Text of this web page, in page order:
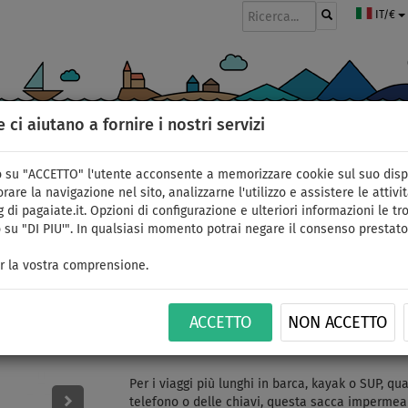
ci aiutano a fornire i nostri servizi
su "ACCETTO" l'utente acconsente a memorizzare cookie sul suo
la navigazione nel sito, analizzarne l'utilizzo e assistere le
di pagaiate.it. Opzioni di configurazione e ulteriori informazioni le
su "DI PIU'". In qualsiasi momento potrai negare il consenso
la vostra comprensione.
ACCETTO NON ACCETTO
IT/€
Sacca impermeabile
SUP - colore: blu
Per i viaggi più lunghi in barca, kayak o SUP,
telefono o delle chiavi, questa sacca